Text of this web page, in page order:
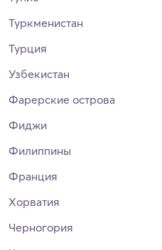
Туркменистан
Турция
Узбекистан
Фарерские острова
Фиджи
Филиппины
Франция
Хорватия
Черногория